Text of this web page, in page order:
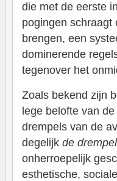
die met de eerste
pogingen schraagt
brengen, een
dominerende
tegenover het
Zoals bekend zijn
lege belofte van
drempels van de
degelijk de
onherroepelijk
esthetische,